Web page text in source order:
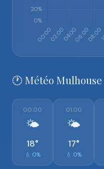
🕐 Météo
00:00
🌤️
18°
💧 0%
01:00
🌤️
17°
💧 0%